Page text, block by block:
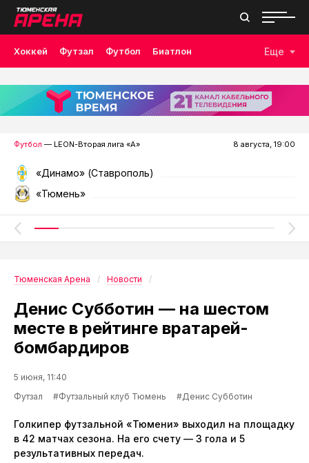
Хоккей Футзал Футбол Биатлон
Лыжные гонки Волейбол Плавание Дзюдо
Скалолазание Велоспорт Бокс
Еще
Футбол — LEON-Вторая лига «А» 8 августа, 19:00
«Динамо» (Ставрополь)
«Тюмень»
Тюменская Арена Новости
Денис Субботин — на шестом
месте в рейтинге вратарей-
бомбардиров
5 июня, 11:40
Футзал
#Футзальный клуб Тюмень #Денис Субботин
Голкипер футзальной «Тюмени» выходил на площадку
в 42 матчах сезона. На его счету — 3 гола и 5
результативных передач.